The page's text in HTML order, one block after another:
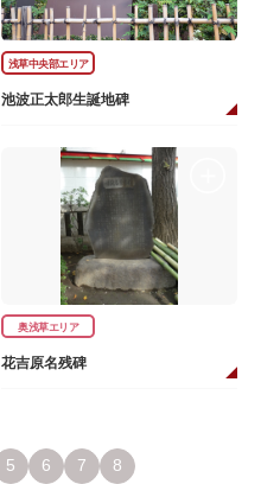
浅草中央部エリア
池波正太郎生誕地碑
奥浅草エリア
花吉原名残碑
5 6 7 8